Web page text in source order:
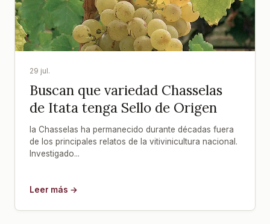
29 jul.
Buscan que variedad Chasselas
de Itata tenga Sello de Origen
la Chasselas ha permanecido durante décadas fuera
de los principales relatos de la vitivinicultura nacional.
Investigado...
Leer más →